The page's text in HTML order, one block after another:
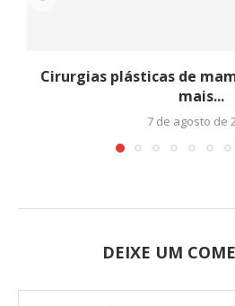
Cirurgias plásticas de
mais...
7 de agosto de
DEIXE UM